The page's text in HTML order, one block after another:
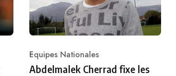
Category
Equipes Nationales
Abdelmalek Cherrad fixe les